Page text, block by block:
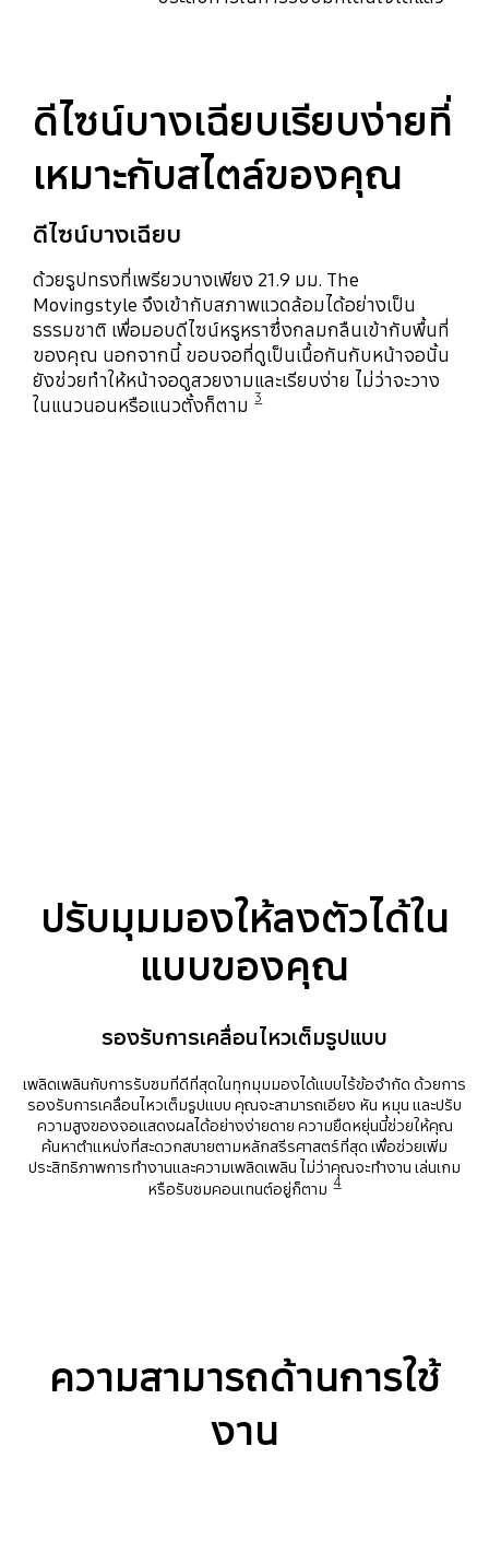
ดีไซน์บางเฉียบเรียบง่ายที่
เหมาะกับสไตล์ของคุณ
ดีไซน์บางเฉียบ
ด้วยรูปทรงที่เพรียวบางเพียง 21.9 มม. The
Movingstyle จึงเข้ากับสภาพแวดล้อมได้อย่างเป็น
ธรรมชาติ เพื่อมอบดีไซน์หรูหราซึ่งกลมกลืนเข้ากับพื้นที่
ของคุณ นอกจากนี้ ขอบจอที่ดูเป็นเนื้อกันกับหน้าจอนั้น
ยังช่วยทำให้หน้าจอดูสวยงามและเรียบง่าย ไม่ว่าจะวาง
ในแนวนอนหรือแนวตั้งก็ตาม 3
ปรับมุมมองให้ลงตัวได้ใน
แบบของคุณ
รองรับการเคลื่อนไหวเต็มรูปแบบ
เพลิดเพลินกับการรับชมที่ดีที่สุดในทุกมุมมองได้แบบไร้ข้อจำกัด ด้วยการ
รองรับการเคลื่อนไหวเต็มรูปแบบ คุณจะสามารถเอียง หัน หมุน และปรับ
ความสูงของจอแสดงผลได้อย่างง่ายดาย ความยืดหยุ่นนี้ช่วยให้คุณ
ค้นหาตำแหน่งที่สะดวกสบายตามหลักสรีรศาสตร์ที่สุด เพื่อช่วยเพิ่ม
ประสิทธิภาพการทำงานและความเพลิดเพลิน ไม่ว่าคุณจะทำงาน เล่นเกม
หรือรับชมคอนเทนต์อยู่ก็ตาม 4
ความสามารถด้านการใช้
งาน